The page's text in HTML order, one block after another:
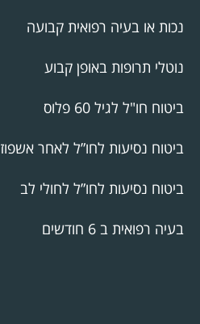
נכות או בעיה רפואית קבועה
נוטלי תרופות באופן קבוע
ביטוח חו"ל לגיל 60 פלוס
ביטוח נסיעות לחו”ל לאחר אשפוז
ביטוח נסיעות לחו”ל לחולי לב
בעיה רפואית ב 6 חודשים